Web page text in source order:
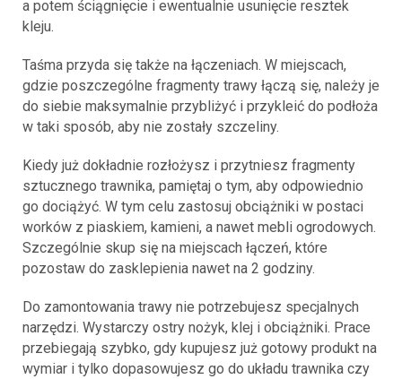
a potem ściągnięcie i ewentualnie usunięcie resztek
kleju.
Taśma przyda się także na łączeniach. W miejscach,
gdzie poszczególne fragmenty trawy łączą się, należy je
do siebie maksymalnie przybliżyć i przykleić do podłoża
w taki sposób, aby nie zostały szczeliny.
Kiedy już dokładnie rozłożysz i przytniesz fragmenty
sztucznego trawnika, pamiętaj o tym, aby odpowiednio
go dociążyć. W tym celu zastosuj obciążniki w postaci
worków z piaskiem, kamieni, a nawet mebli ogrodowych.
Szczególnie skup się na miejscach łączeń, które
pozostaw do zasklepienia nawet na 2 godziny.
Do zamontowania trawy nie potrzebujesz specjalnych
narzędzi. Wystarczy ostry nożyk, klej i obciążniki. Prace
przebiegają szybko, gdy kupujesz już gotowy produkt na
wymiar i tylko dopasowujesz go do układu trawnika czy